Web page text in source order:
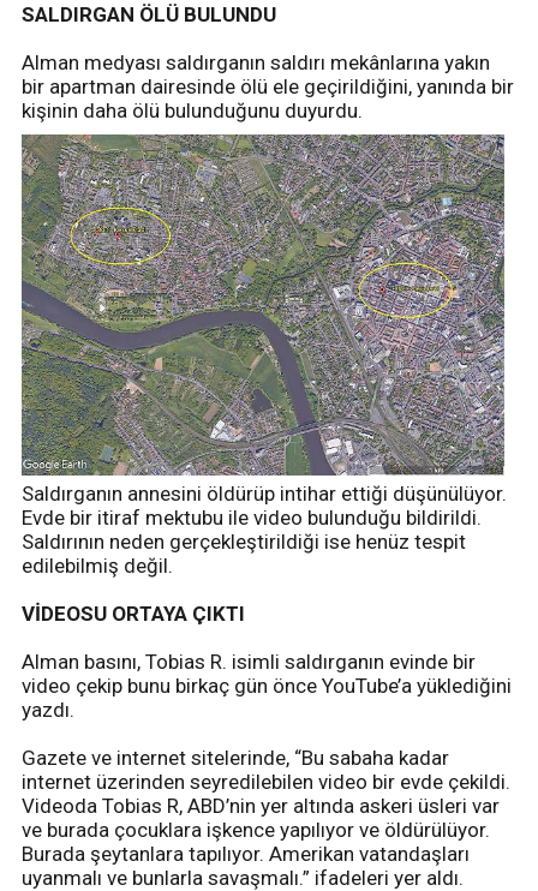
SALDIRGAN ÖLÜ BULUNDU
Alman medyası saldırganın saldırı mekânlarına yakın
bir apartman dairesinde ölü ele geçirildiğini, yanında bir
kişinin daha ölü bulunduğunu duyurdu.
Saldırganın annesini öldürüp intihar ettiği düşünülüyor.
Evde bir itiraf mektubu ile video bulunduğu bildirildi.
Saldırının neden gerçekleştirildiği ise henüz tespit
edilebilmiş değil.
VİDEOSU ORTAYA ÇIKTI
Alman basını, Tobias R. isimli saldırganın evinde bir
video çekip bunu birkaç gün önce YouTube’a yüklediğini
yazdı.
Gazete ve internet sitelerinde, “Bu sabaha kadar
internet üzerinden seyredilebilen video bir evde çekildi.
Videoda Tobias R, ABD’nin yer altında askeri üsleri var
ve burada çocuklara işkence yapılıyor ve öldürülüyor.
Burada şeytanlara tapılıyor. Amerikan vatandaşları
uyanmalı ve bunlarla savaşmalı.” ifadeleri yer aldı.